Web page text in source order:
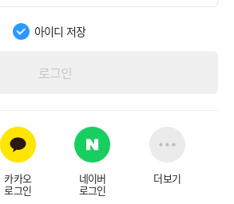
아이디 저장
로그인
카카오
로그인
네이버
로그인
더보기